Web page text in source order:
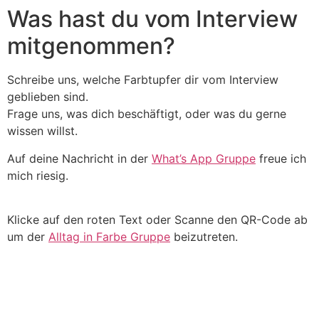
Was hast du vom Interview
mitgenommen?
Schreibe uns, welche Farbtupfer dir vom Interview
geblieben sind.
Frage uns, was dich beschäftigt, oder was du gerne
wissen willst.
Auf deine Nachricht in der What’s App Gruppe freue ich
mich riesig.
Klicke auf den roten Text oder Scanne den QR-Code ab
um der Alltag in Farbe Gruppe beizutreten.